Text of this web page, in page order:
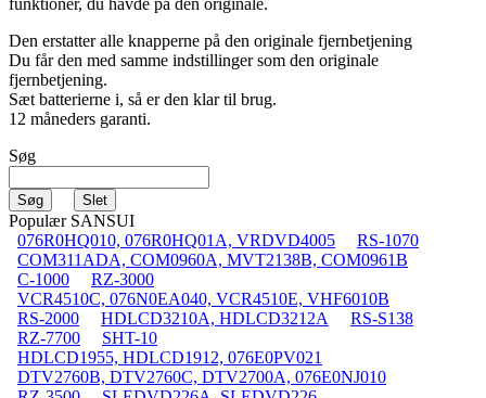
Den erstatter alle knapperne på den originale fjernbetjening
Du får den med samme indstillinger som den originale
fjernbetjening.
Sæt batterierne i, så er den klar til brug.
12 måneders garanti.
Søg
Populær SANSUI
076R0HQ010, 076R0HQ01A, VRDVD4005
RS-1070
COM311ADA, COM0960A, MVT2138B, COM0961B
C-1000
RZ-3000
VCR4510C, 076N0EA040, VCR4510E, VHF6010B
RS-2000
HDLCD3210A, HDLCD3212A
RS-S138
RZ-7700
SHT-10
HDLCD1955, HDLCD1912, 076E0PV021
DTV2760B, DTV2760C, DTV2700A, 076E0NJ010